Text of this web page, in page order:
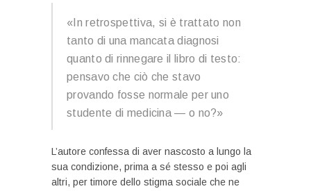
«In retrospettiva, si è trattato non
tanto di una mancata diagnosi
quanto di rinnegare il libro di testo:
pensavo che ciò che stavo
provando fosse normale per uno
studente di medicina — o no?»
L’autore confessa di aver nascosto a lungo la
sua condizione, prima a sé stesso e poi agli
altri, per timore dello stigma sociale che ne